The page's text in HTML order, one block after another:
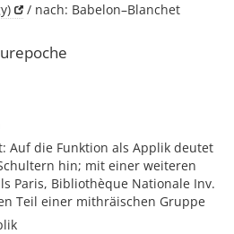
/ nach: Babelon–Blanchet
Auf die Funktion als Applik deutet
hin; mit einer weiteren
Paris, Bibliothèque Nationale Inv.
Teil einer mithräischen Gruppe